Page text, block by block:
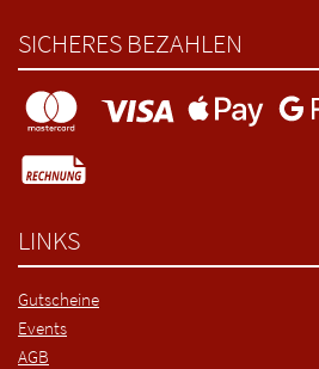
SICHERES BEZAHLEN
LINKS
Gutscheine
Events
AGB